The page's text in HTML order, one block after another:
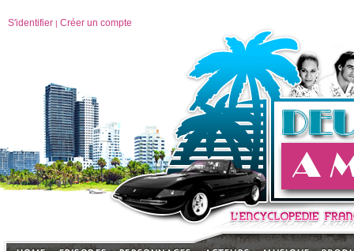
S'identifier | Créer un compte